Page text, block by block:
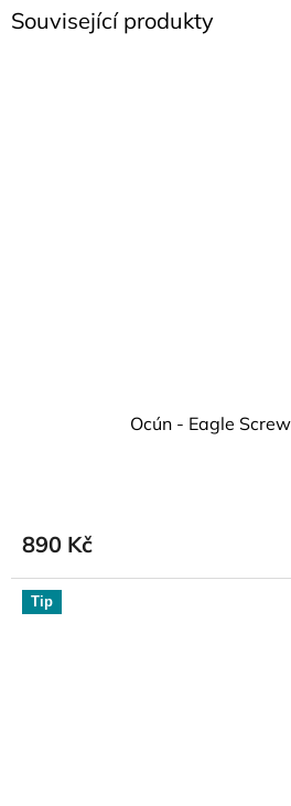
Související produkty
Ocún - Eagle
890 Kč
Tip